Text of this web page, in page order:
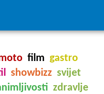
film gastro
showbizz svijet
zdravlje